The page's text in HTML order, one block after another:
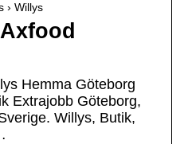
› Willys
Hemma Göteborg
Extrajobb Göteborg,
Willys, Butik,